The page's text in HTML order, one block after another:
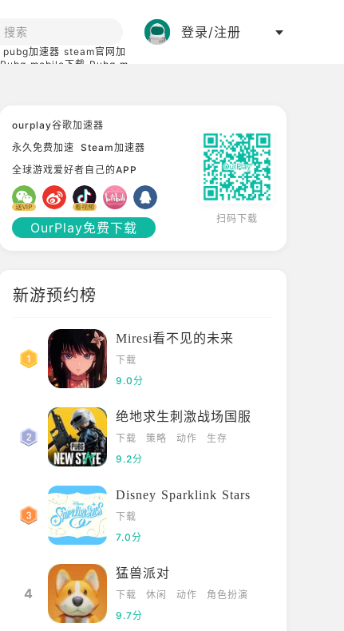
pubg加速器 steam官网加
Pubg mobile下载 Pubg m
登录/注册
ourplay谷歌加速器
永久免费加速 Steam加速器
全球游戏爱好者自己的APP
OurPlay免费下载
扫码下载
新游预约榜
Miresi看不见的未来
下载
9.0分
绝地求生刺激战场国服
下载 策略 动作
生存
9.2分
Disney Sparklink Stars
下载
7.0分
4
猛兽派对
下载 休闲 动作
角色扮演
9.7分